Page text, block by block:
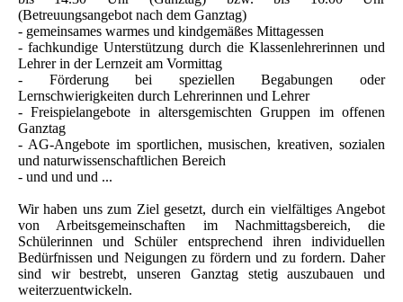
(Betreuungsangebot nach dem Ganztag)
- gemeinsames warmes und kindgemäßes Mittagessen
- fachkundige Unterstützung durch die Klassenlehrerinnen und
Lehrer in der Lernzeit am Vormittag
- Förderung bei speziellen Begabungen oder
Lernschwierigkeiten durch Lehrerinnen und Lehrer
- Freispielangebote in altersgemischten Gruppen im offenen
Ganztag
- AG-Angebote im sportlichen, musischen, kreativen, sozialen
und naturwissenschaftlichen Bereich
- und und und ...
Wir haben uns zum Ziel gesetzt, durch ein vielfältiges Angebot
von Arbeitsgemeinschaften im Nachmittagsbereich, die
Schülerinnen und Schüler entsprechend ihren individuellen
Bedürfnissen und Neigungen zu fördern und zu fordern. Daher
sind wir bestrebt, unseren Ganztag stetig auszubauen und
weiterzuentwickeln.